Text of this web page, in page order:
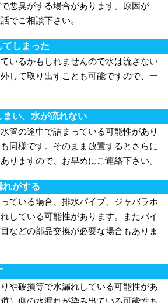
悪臭がする場合があります。原因が
でご相談下さい。
てしまった
いるかもしれませんので水は流さない
して取り出すことも可能ですので、一
い、水が流れない
管の途中で詰まっている可能性があり
同様です。そのまま放置するとさらに
りますので、お早めにご連絡下さい。
れがする
ている場合、排水パイプ、ジャバラホ
している可能性があります。またパイ
などの部品交換が必要な場合もありま
や破損等で水漏れしている可能性があ